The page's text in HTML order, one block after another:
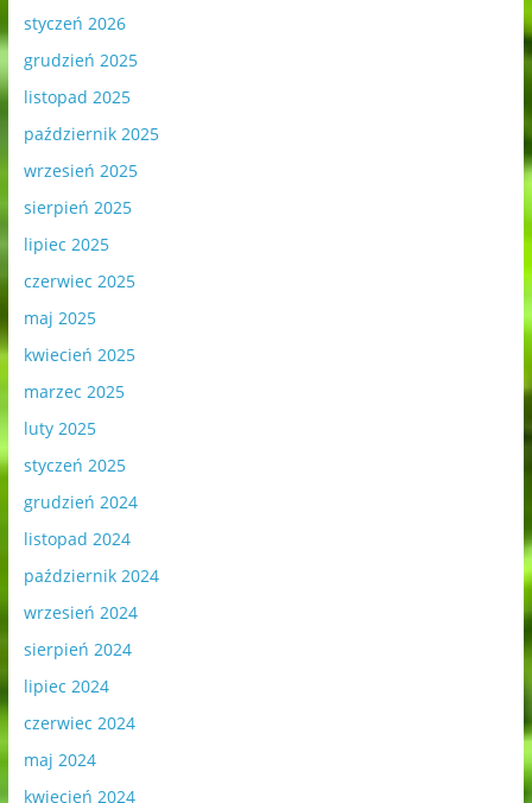
styczeń 2026
grudzień 2025
listopad 2025
październik 2025
wrzesień 2025
sierpień 2025
lipiec 2025
czerwiec 2025
maj 2025
kwiecień 2025
marzec 2025
luty 2025
styczeń 2025
grudzień 2024
listopad 2024
październik 2024
wrzesień 2024
sierpień 2024
lipiec 2024
czerwiec 2024
maj 2024
kwiecień 2024